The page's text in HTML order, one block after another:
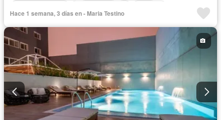
Gas natural
Gimnasio Internet
Seguridad
Wifi
Sin amoblar
Hace 1 semana, 3 días en - Maria Testino